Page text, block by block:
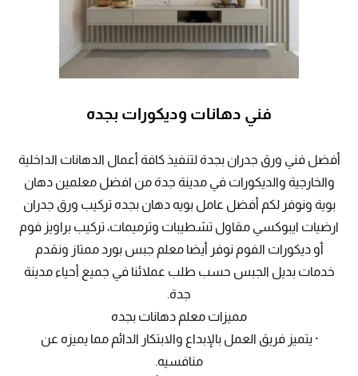
فني دهانات وديكورات بجده
أفضل فني ورق جدران بجدة لتنفيذ كافة أعمال الدهانات الداخلية
والخارجية والديكورات في مدينة جدة من افضل معلمين دهان
بوية ونوفر لكم أفضل عامل بويه دهان بجده تركيب ورق جدران
ارضيات ايبوكسي مقاول تشطيبات وترميمات، تركيب براويز فوم
أو ديكورات الفوم نوفر أيضا معلم جبس بورد ممتاز ونقدم
خدمات بديل الجبس حسب طلب عملائنا في جميع أحياء مدينة
جدة.
مميزات معلم دهانات بجده
· يتميز فريق العمل بالإبداع والابتكار الدائم مما يميزه عن
منافسيه.